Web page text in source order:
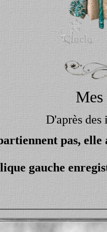
Mes
D'après des
pas,
gauche